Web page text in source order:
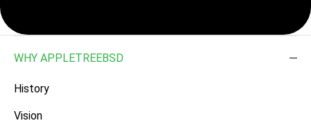
WHY APPLETREEBSD
History
Vision